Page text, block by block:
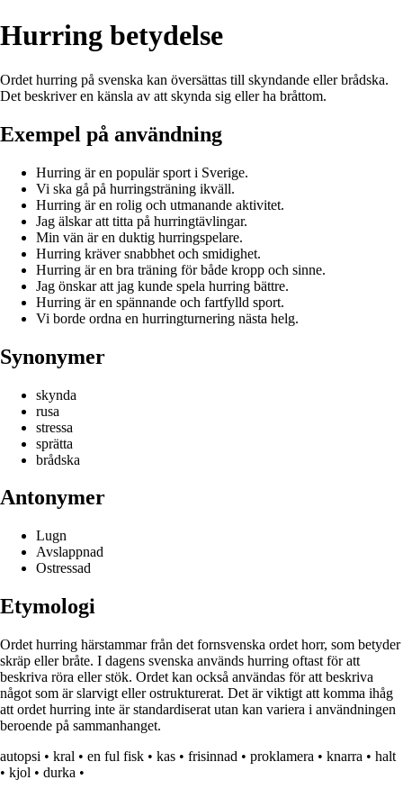
Hurring betydelse
Ordet hurring på svenska kan översättas till skyndande eller brådska.
Det beskriver en känsla av att skynda sig eller ha bråttom.
Exempel på användning
Hurring är en populär sport i Sverige.
Vi ska gå på hurringsträning ikväll.
Hurring är en rolig och utmanande aktivitet.
Jag älskar att titta på hurringtävlingar.
Min vän är en duktig hurringspelare.
Hurring kräver snabbhet och smidighet.
Hurring är en bra träning för både kropp och sinne.
Jag önskar att jag kunde spela hurring bättre.
Hurring är en spännande och fartfylld sport.
Vi borde ordna en hurringturnering nästa helg.
Synonymer
skynda
rusa
stressa
sprätta
brådska
Antonymer
Lugn
Avslappnad
Ostressad
Etymologi
Ordet hurring härstammar från det fornsvenska ordet horr, som betyder
skräp eller bråte. I dagens svenska används hurring oftast för att
beskriva röra eller stök. Ordet kan också användas för att beskriva
något som är slarvigt eller ostrukturerat. Det är viktigt att komma ihåg
att ordet hurring inte är standardiserat utan kan variera i användningen
beroende på sammanhanget.
autopsi • kral • en ful fisk • kas • frisinnad • proklamera • knarra • halt
• kjol • durka •